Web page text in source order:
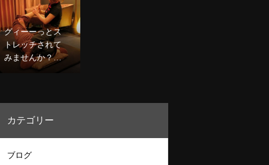
0分コース￥8,98
0〜デコルテケア
込のコースも人
気★
グィーーっとス
トレッチされて
みませんか？二
人でするヨガ。
★
カテゴリー
ブログ